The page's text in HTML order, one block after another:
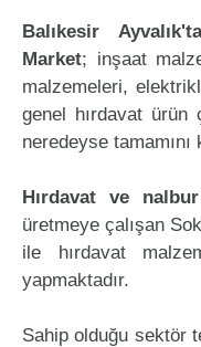
Balıkesir Ayvalık'ta
Market; inşaat
malzemeleri,
genel hırdavat ürün
neredeyse tamamını
Hırdavat ve nalbur
üretmeye çalışan
ile hırdavat
yapmaktadır.
Sahip olduğu sektör